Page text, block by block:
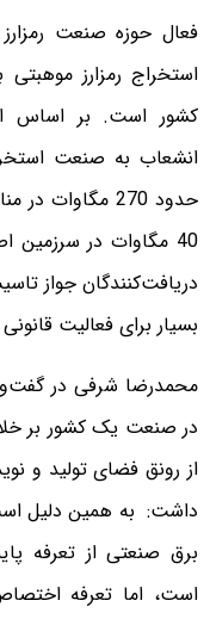
فعال حوزه صنعت
استخراج رمزارز
انشعاب به صنعت
حدود 270
40 مگاوات در سرزمین
بسیار برای فعالیت
محمدرضا شرفی در
در صنعت یک کشور بر
از رونق فضای تولید و
داشت: به همین دلیل
برق صنعتی از تعرفه
است، اما تعرفه